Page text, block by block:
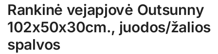
Rankinė vejapjovė Outsunny
102x50x30cm., juodos/žalios
spalvos